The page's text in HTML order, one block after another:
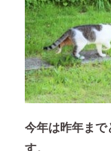
今年は昨年まで